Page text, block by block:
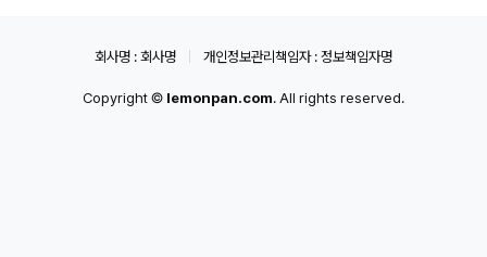
회사명 : 회사명 개인정보관리책임자 : 정보책임자명
Copyright © lemonpan.com. All rights reserved.